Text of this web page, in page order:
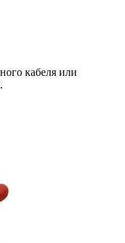
кабеля или